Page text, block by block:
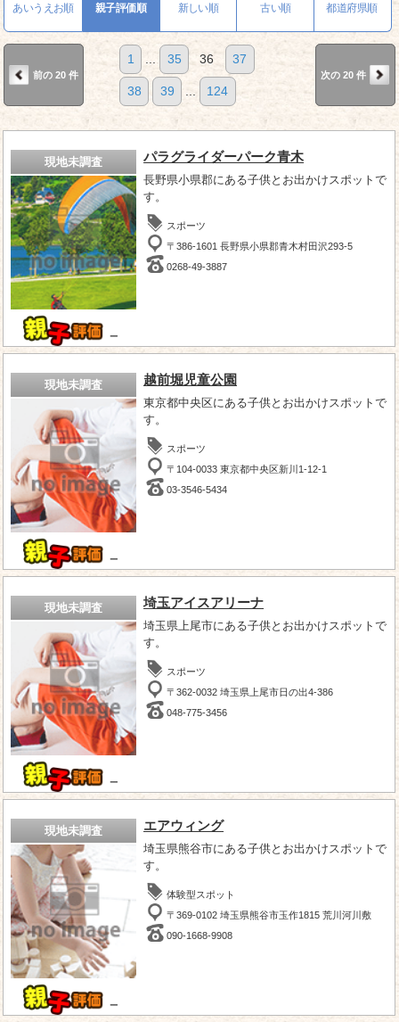
あいうえお順 親子評価順 新しい順 古い順 都道府県順
前の 20 件
1 ... 35 36 37
38 39 ... 124
次の 20 件
現地未調査
－
パラグライダーパーク青木
長野県小県郡にある子供とお出かけスポットで
す。
スポーツ
〒386-1601 長野県小県郡青木村田沢293-5
0268-49-3887
現地未調査
－
越前堀児童公園
東京都中央区にある子供とお出かけスポットで
す。
スポーツ
〒104-0033 東京都中央区新川1-12-1
03-3546-5434
現地未調査
－
埼玉アイスアリーナ
埼玉県上尾市にある子供とお出かけスポットで
す。
スポーツ
〒362-0032 埼玉県上尾市日の出4-386
048-775-3456
現地未調査
－
エアウィング
埼玉県熊谷市にある子供とお出かけスポットで
す。
体験型スポット
〒369-0102 埼玉県熊谷市玉作1815 荒川河川敷
090-1668-9908